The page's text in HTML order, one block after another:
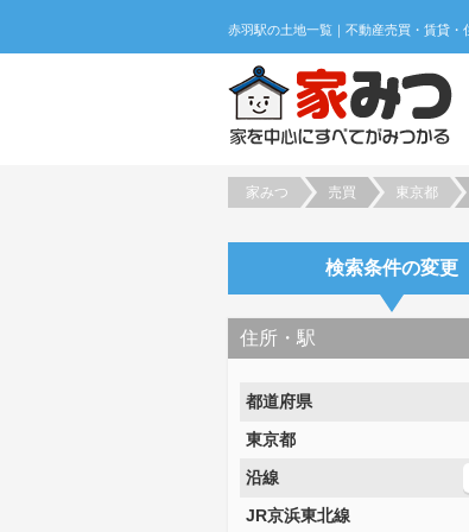
家みつ 売買 東京都
検索条件の変更
住所・駅
都道府県
東京都
沿線
JR京浜東北線